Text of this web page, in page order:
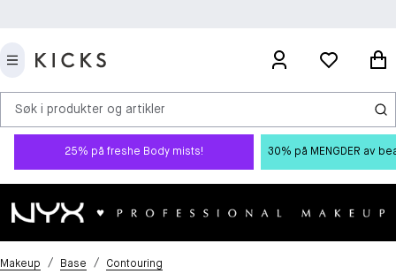
Søk i produkter og artikler
25% på freshe Body mists! 30% på MENGDER av
Makeup / Base / Contouring